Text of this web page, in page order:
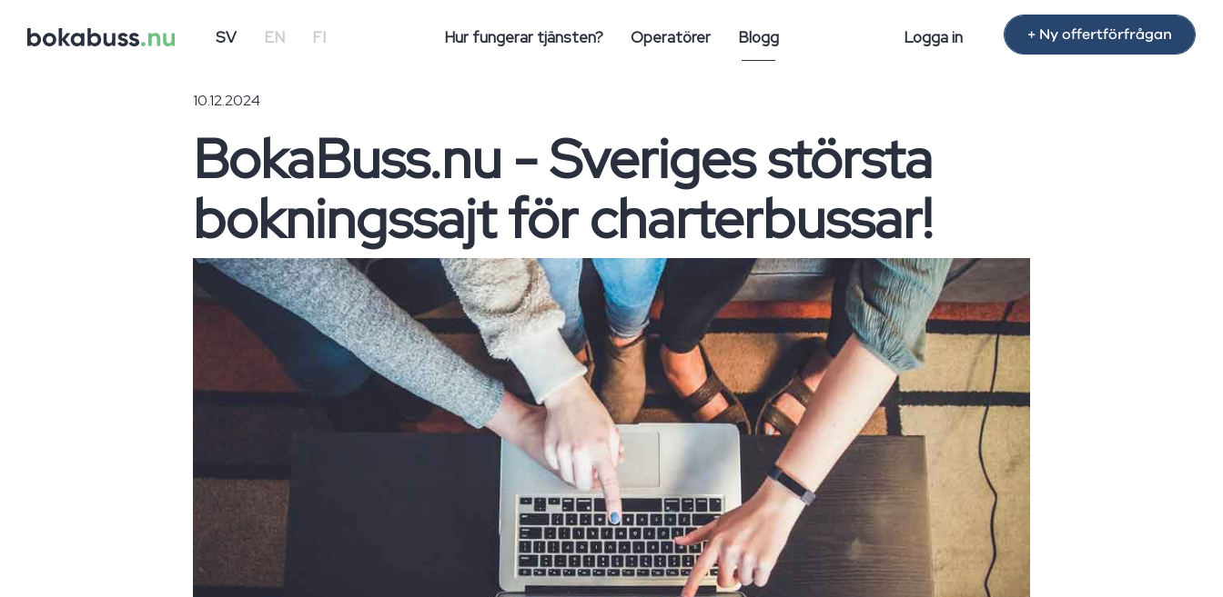
SV EN FI Hur fungerar tjänsten? Operatörer Blogg Logga in + Ny offertförfrågan
10.12.2024
BokaBuss.nu - Sveriges största
bokningssajt för charterbussar!